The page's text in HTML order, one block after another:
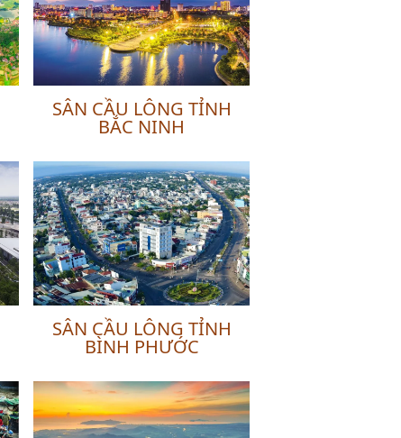
SÂN CẦU LÔNG TỈNH
BẮC NINH
SÂN CẦU LÔNG TỈNH
BÌNH PHƯỚC